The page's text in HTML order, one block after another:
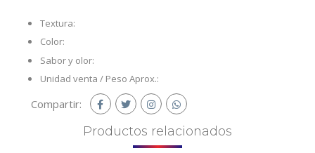
Textura:
Color:
Sabor y olor:
Unidad venta / Peso Aprox.:
Compartir:
Productos relacionados